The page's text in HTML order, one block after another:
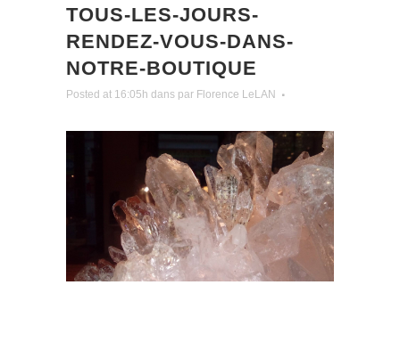
TOUS-LES-JOURS-
RENDEZ-VOUS-DANS-
NOTRE-BOUTIQUE
Posted at 16:05h dans par Florence LeLAN